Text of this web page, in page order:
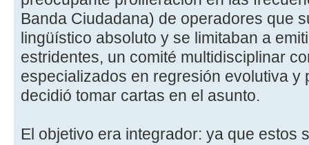
Banda Ciudadana) de operadores que
lingüístico absoluto y se limitaban a
estridentes, un comité multidisciplinar
especializados en regresión evolutiva y
decidió tomar cartas en el asunto.
El objetivo era integrador: ya que estos